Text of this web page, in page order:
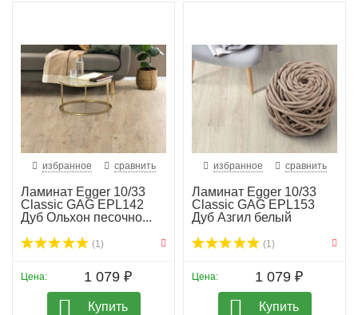
избранное сравнить
Ламинат Egger 10/33
Classic GAG EPL142
Дуб Ольхон песочно...
(1)
Цена: 1 079 ₽
Купить
избранное сравнить
Ламинат Egger 10/33
Classic GAG EPL153
Дуб Азгил белый
(1)
Цена: 1 079 ₽
Купить